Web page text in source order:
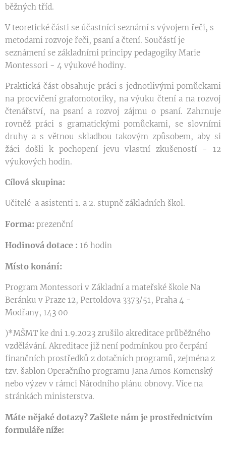
běžných tříd.
V teoretické části se účastníci seznámí s vývojem řeči, s
metodami rozvoje řeči, psaní a čtení. Součástí je
seznámení se základními principy pedagogiky Marie
Montessori - 4 výukové hodiny.
Praktická část obsahuje práci s jednotlivými pomůckami
na procvičení grafomotoriky, na výuku čtení a na rozvoj
čtenářství, na psaní a rozvoj zájmu o psaní. Zahrnuje
rovněž práci s gramatickými pomůckami, se slovními
druhy a s větnou skladbou takovým způsobem, aby si
žáci došli k pochopení jevu vlastní zkušeností - 12
výukových hodin.
Cílová skupina:
Učitelé a asistenti 1. a 2. stupně základních škol.
Forma: prezenční
Hodinová dotace : 16 hodin
Místo konání:
Program Montessori v Základní a mateřské škole Na
Beránku v Praze 12, Pertoldova 3373/51, Praha 4 -
Modřany, 143 00
)*MŠMT ke dni 1.9.2023 zrušilo akreditace průběžného
vzdělávání. Akreditace již není podmínkou pro čerpání
finančních prostředků z dotačních programů, zejména z
tzv. šablon Operačního programu Jana Amos Komenský
nebo výzev v rámci Národního plánu obnovy. Více na
stránkách ministerstva.
Máte nějaké dotazy? Zašlete nám je prostřednictvím
formuláře níže: